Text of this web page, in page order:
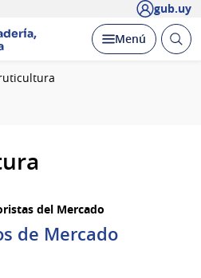
gub.uy
Desplegar
Menú Abrir
del Mercado
de Mercado